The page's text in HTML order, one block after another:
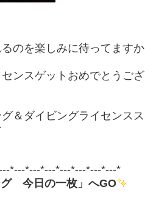
のを楽しみに待ってます
ンスゲットおめでとうご
＆ダイビングライセンス
*---*---*---*---*---*---*---*
グ 今日の一枚」へGO